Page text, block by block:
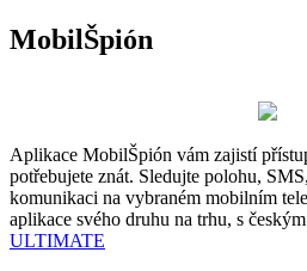
MobilŠpión
Aplikace MobilŠpión vám zajistí
potřebujete znát. Sledujte polohu,
komunikaci na vybraném mobilním
aplikace svého druhu na trhu, s
ULTIMATE